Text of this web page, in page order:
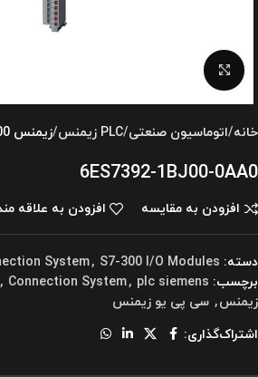
برای بزرگنمایی کلیک کنید
خانه اتوماسیون صنعتی PLC زیمنس زیمنس s7-300
6ES7392-1BJ00-0AA0
افزودن به مقایسه افزودن به علاقه
دسته: System, S7-300 I/O Modules
برچسب:
, Connection System, plc siemens
زیمنس, سی پی یو زیمنس
اشتراک‌گذاری: